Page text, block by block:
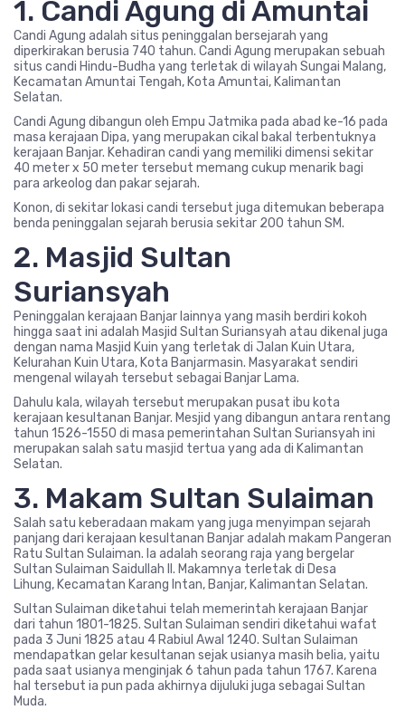
1. Candi Agung di Amuntai
Candi Agung adalah situs peninggalan bersejarah yang
diperkirakan berusia 740 tahun. Candi Agung merupakan sebuah
situs candi Hindu-Budha yang terletak di wilayah Sungai Malang,
Kecamatan Amuntai Tengah, Kota Amuntai, Kalimantan
Selatan.
Candi Agung dibangun oleh Empu Jatmika pada abad ke-16 pada
masa kerajaan Dipa, yang merupakan cikal bakal terbentuknya
kerajaan Banjar. Kehadiran candi yang memiliki dimensi sekitar
40 meter x 50 meter tersebut memang cukup menarik bagi
para arkeolog dan pakar sejarah.
Konon, di sekitar lokasi candi tersebut juga ditemukan beberapa
benda peninggalan sejarah berusia sekitar 200 tahun SM.
2. Masjid Sultan
Suriansyah
Peninggalan kerajaan Banjar lainnya yang masih berdiri kokoh
hingga saat ini adalah Masjid Sultan Suriansyah atau dikenal juga
dengan nama Masjid Kuin yang terletak di Jalan Kuin Utara,
Kelurahan Kuin Utara, Kota Banjarmasin. Masyarakat sendiri
mengenal wilayah tersebut sebagai Banjar Lama.
Dahulu kala, wilayah tersebut merupakan pusat ibu kota
kerajaan kesultanan Banjar. Mesjid yang dibangun antara rentang
tahun 1526-1550 di masa pemerintahan Sultan Suriansyah ini
merupakan salah satu masjid tertua yang ada di Kalimantan
Selatan.
3. Makam Sultan Sulaiman
Salah satu keberadaan makam yang juga menyimpan sejarah
panjang dari kerajaan kesultanan Banjar adalah makam Pangeran
Ratu Sultan Sulaiman. Ia adalah seorang raja yang bergelar
Sultan Sulaiman Saidullah II. Makamnya terletak di Desa
Lihung, Kecamatan Karang Intan, Banjar, Kalimantan Selatan.
Sultan Sulaiman diketahui telah memerintah kerajaan Banjar
dari tahun 1801-1825. Sultan Sulaiman sendiri diketahui wafat
pada 3 Juni 1825 atau 4 Rabiul Awal 1240. Sultan Sulaiman
mendapatkan gelar kesultanan sejak usianya masih belia, yaitu
pada saat usianya menginjak 6 tahun pada tahun 1767. Karena
hal tersebut ia pun pada akhirnya dijuluki juga sebagai Sultan
Muda.